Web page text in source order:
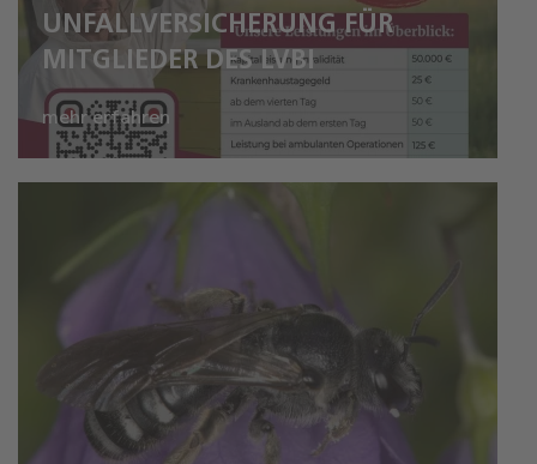
UNFALLVERSICHERUNG FÜR
MITGLIEDER DES LVBI
mehr erfahren